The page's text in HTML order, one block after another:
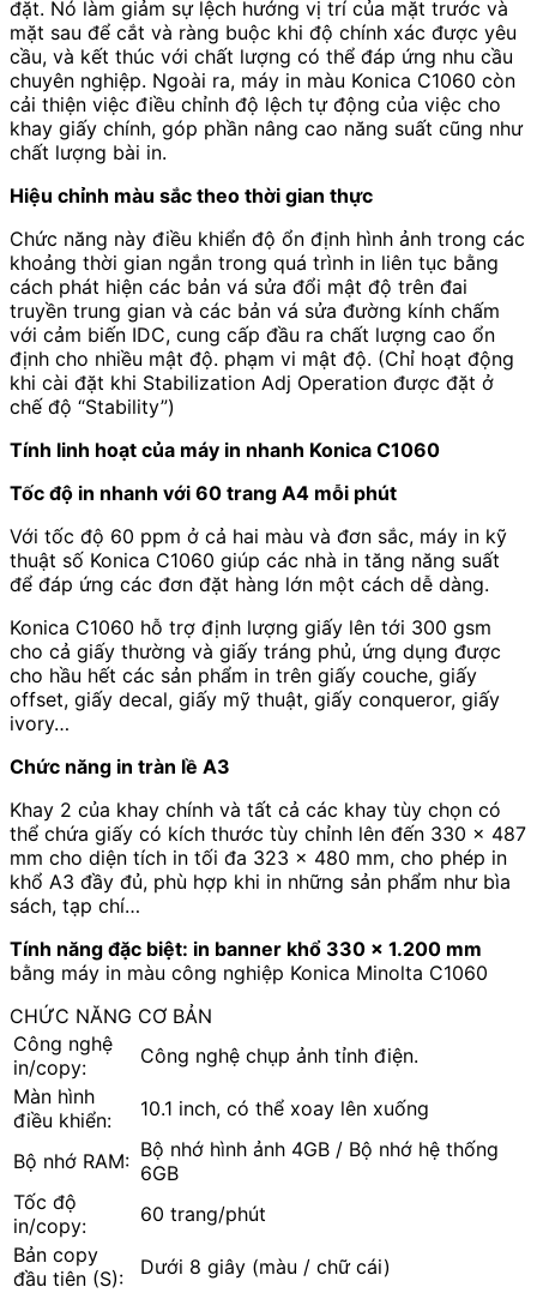
đặt. Nó làm giảm sự lệch hướng vị trí của mặt trước và
mặt sau để cắt và ràng buộc khi độ chính xác được yêu
cầu, và kết thúc với chất lượng có thể đáp ứng nhu cầu
chuyên nghiệp. Ngoài ra, máy in màu Konica C1060 còn
cải thiện việc điều chỉnh độ lệch tự động của việc cho
khay giấy chính, góp phần nâng cao năng suất cũng như
chất lượng bài in.
Hiệu chỉnh màu sắc theo thời gian thực
Chức năng này điều khiển độ ổn định hình ảnh trong các
khoảng thời gian ngắn trong quá trình in liên tục bằng
cách phát hiện các bản vá sửa đổi mật độ trên đai
truyền trung gian và các bản vá sửa đường kính chấm
với cảm biến IDC, cung cấp đầu ra chất lượng cao ổn
định cho nhiều mật độ. phạm vi mật độ. (Chỉ hoạt động
khi cài đặt khi Stabilization Adj Operation được đặt ở
chế độ “Stability”)
Tính linh hoạt của máy in nhanh Konica C1060
Tốc độ in nhanh với 60 trang A4 mỗi phút
Với tốc độ 60 ppm ở cả hai màu và đơn sắc, máy in kỹ
thuật số Konica C1060 giúp các nhà in tăng năng suất
để đáp ứng các đơn đặt hàng lớn một cách dễ dàng.
Konica C1060 hỗ trợ định lượng giấy lên tới 300 gsm
cho cả giấy thường và giấy tráng phủ, ứng dụng được
cho hầu hết các sản phẩm in trên giấy couche, giấy
offset, giấy decal, giấy mỹ thuật, giấy conqueror, giấy
ivory…
Chức năng in tràn lề A3
Khay 2 của khay chính và tất cả các khay tùy chọn có
thể chứa giấy có kích thước tùy chỉnh lên đến 330 x 487
mm cho diện tích in tối đa 323 × 480 mm, cho phép in
khổ A3 đầy đủ, phù hợp khi in những sản phẩm như bìa
sách, tạp chí…
Tính năng đặc biệt: in banner khổ 330 x 1.200 mm
bằng máy in màu công nghiệp Konica Minolta C1060
CHỨC NĂNG CƠ BẢN
Công nghệ
in/copy:
Công nghệ chụp ảnh tỉnh điện.
Màn hình
điều khiển:
10.1 inch, có thể xoay lên xuống
Bộ nhớ RAM: Bộ nhớ hình ảnh 4GB / Bộ nhớ hệ thống
6GB
Tốc độ
in/copy:
60 trang/phút
Bản copy
đầu tiên (S):
Dưới 8 giây (màu / chữ cái)